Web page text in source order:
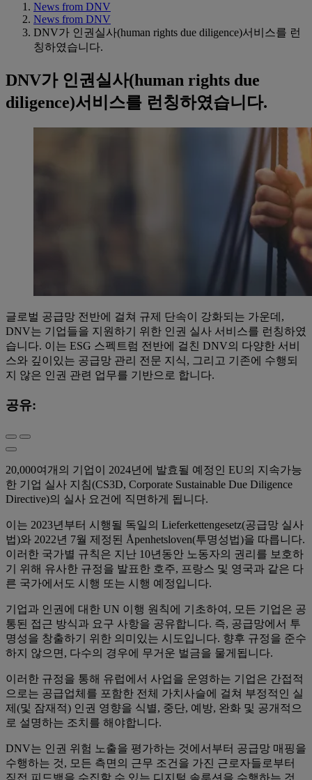
News from DNV
News from DNV
DNV가 인권실사(human rights due diligence)서비스를 런
칭하였습니다.
DNV가 인권실사(human rights due
diligence)서비스를 런칭하였습니다.
글로벌 공급망 전반에 걸쳐 규제 단속이 강화되는 가운데,
DNV는 기업들을 지원하기 위한 인권 실사 서비스를 런칭하였
습니다. 이는 ESG 스펙트럼 전반에 걸친 DNV의 다양한 서비
스와 깊이있는 공급망 관리 전문 지식, 그리고 기존에 수행되
지 않은 인권 관련 업무를 기반으로 합니다.
공유:
20,000여개의 기업이 2024년에 발효될 예정인 EU의 지속가능
한 기업 실사 지침(CS3D, Corporate Sustainable Due Diligence
Directive)의 실사 요건에 직면하게 됩니다.
이는 2023년부터 시행될 독일의 Lieferkettengesetz(공급망 실사
법)와 2022년 7월 제정된 Åpenhetsloven(투명성법)을 따릅니다.
이러한 국가별 규칙은 지난 10년동안 노동자의 권리를 보호하
기 위해 유사한 규정을 발표한 호주, 프랑스 및 영국과 같은 다
른 국가에서도 시행 또는 시행 예정입니다.
기업과 인권에 대한 UN 이행 원칙에 기초하여, 모든 기업은 공
통된 접근 방식과 요구 사항을 공유합니다. 즉, 공급망에서 투
명성을 창출하기 위한 의미있는 시도입니다. 향후 규정을 준수
하지 않으면, 다수의 경우에 무거운 벌금을 물게됩니다.
이러한 규정을 통해 유럽에서 사업을 운영하는 기업은 간접적
으로는 공급업체를 포함한 전체 가치사슬에 걸쳐 부정적인 실
제(및 잠재적) 인권 영향을 식별, 중단, 예방, 완화 및 공개적으
로 설명하는 조치를 해야합니다.
DNV는 인권 위험 노출을 평가하는 것에서부터 공급망 매핑을
수행하는 것, 모든 측면의 근무 조건을 가진 근로자들로부터